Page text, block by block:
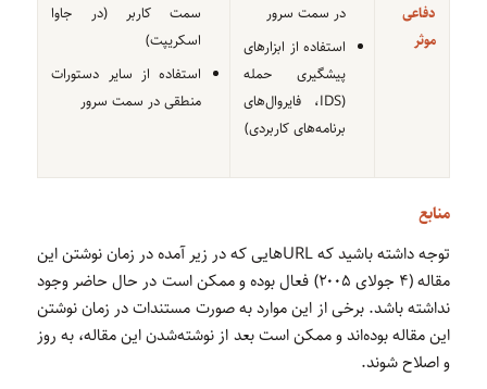
دفاعی
موثر
در سمت سرور
استفاده از ابزارهای
پیشگیری حمله
(IDS، فایروال‌های
برنامه‌های کاربردی)
سمت کاربر (در جاوا
اسکریپت)
استفاده از سایر دستورات
منطقی در سمت سرور
منابع
توجه داشته باشید که URLهایی که در زیر آمده در زمان نوشتن این
مقاله (۴ جولای ۲۰۰۵) فعال بوده و ممکن است در حال حاضر وجود
نداشته باشد. برخی از این موارد به صورت مستندات در زمان نوشتن
این مقاله بوده‌اند و ممکن است بعد از نوشته‌شدن این مقاله، به روز
و اصلاح شوند.